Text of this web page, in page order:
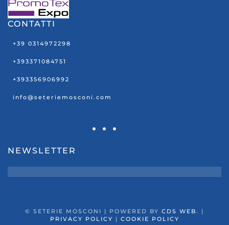
CONTATTI
+39 0314972298
+393371084751
+393356906992
info@seteriemosconi.com
NEWSLETTER
© SETERIE MOSCONI | POWERED BY CDS WEB. |
PRIVACY POLICY | COOKIE POLICY